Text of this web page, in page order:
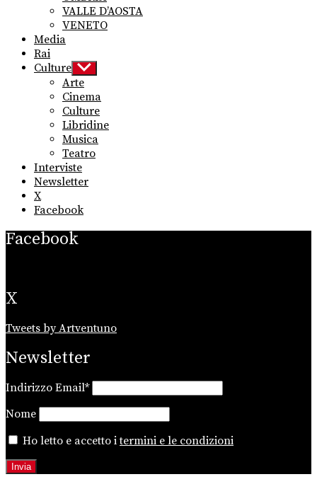
VALLE D’AOSTA
VENETO
Media
Rai
Culture Show
sub
menu
Arte
Cinema
Culture
Libridine
Musica
Teatro
Interviste
Newsletter
X
Facebook
Facebook
X
Tweets by Artventuno
Newsletter
Indirizzo Email*
Nome
Ho letto e accetto itermini e le condizioni